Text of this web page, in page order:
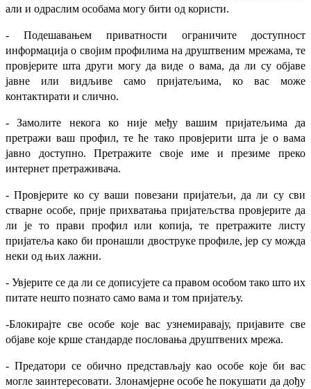
али и одраслим особама могу бити од користи.
- Подешавањем приватности ограничите доступност
информација о својим профилима на друштвеним мрежама, те
провјерите шта други могу да виде о вама, да ли су објаве
јавне или видљиве само пријатељима, ко вас може
контактирати и слично.
- Замолите некога ко није међу вашим пријатељима да
претражи ваш профил, те ће тако провјерити шта је о вама
јавно доступно. Претражите своје име и презиме преко
интернет претраживача.
- Провјерите ко су ваши повезани пријатељи, да ли су сви
стварне особе, прије прихватања пријатељства провјерите да
ли је то прави профил или копија, те претражите листу
пријатеља како би пронашли двоструке профиле, јер су можда
неки од њих лажни.
- Увјерите се да ли се дописујете са правом особом тако што их
питате нешто познато само вама и том пријатељу.
-Блокирајте све особе које вас узнемиравају, пријавите све
објаве које крше стандарде пословања друштвених мрежа.
- Предатори се обично представљају као особе које би вас
могле заинтересовати. Злонамјерне особе ће покушати да дођу